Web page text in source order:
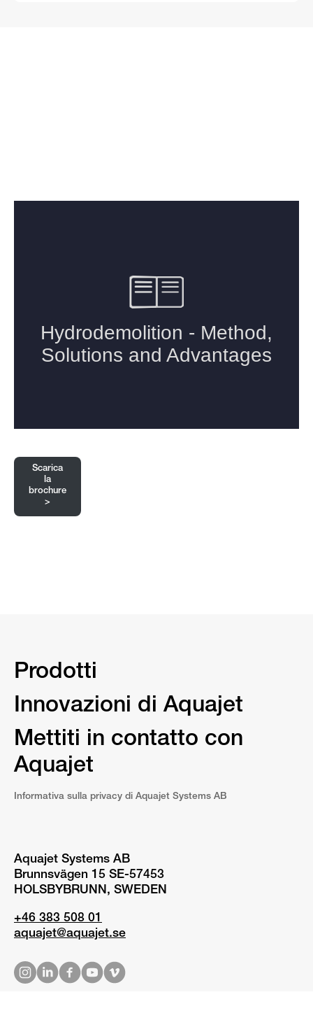
Scarica
la
brochure
>
Prodotti
Innovazioni di Aquajet
Mettiti in contatto con
Aquajet
Informativa sulla privacy di Aquajet Systems AB
Aquajet Systems AB
Brunnsvägen 15 SE-57453
HOLSBYBRUNN, SWEDEN
+46 383 508 01
aquajet@aquajet.se